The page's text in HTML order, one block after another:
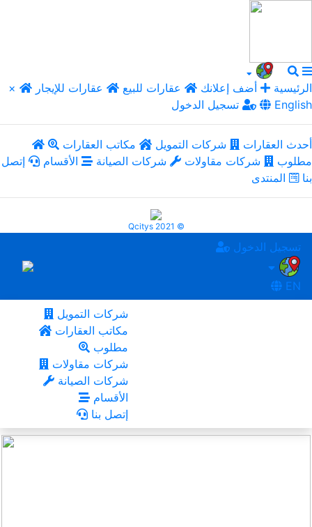
× الرئيسية أضف إعلانك عقارات للبيع
عقارات للإيجار
تسجيل الدخول
English
أحدث العقارات شركات التمويل
مكاتب العقارات
مطلوب
شركات مقاولات شركات الصيانة الأقسام
إتصل
بنا
المنتدى
Qcitys 2021 ©
تسجيل الدخول
EN
شركات التمويل
مكاتب العقارات
مطلوب
شركات مقاولات
شركات الصيانة
الأقسام
إتصل بنا